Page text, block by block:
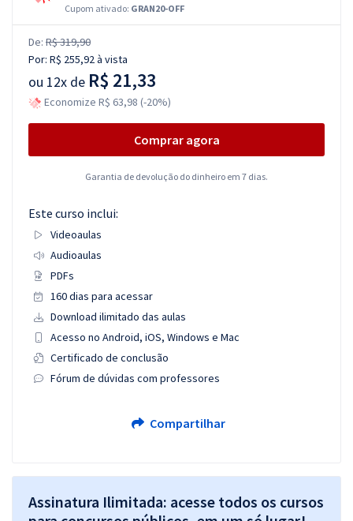
Cupom ativado: GRAN20-OFF
De: R$ 319,90
Por: R$ 255,92à vista
ou 12x de R$ 21,33
Economize R$ 63,98 (-20%)
Comprar agora
Garantia de devolução do dinheiro em 7 dias.
Este curso inclui:
Videoaulas
Audioaulas
PDFs
160 dias para acessar
Download ilimitado das aulas
Acesso no Android, iOS, Windows e Mac
Certificado de conclusão
Fórum de dúvidas com professores
Compartilhar
Assinatura Ilimitada: acesse todos os cursos